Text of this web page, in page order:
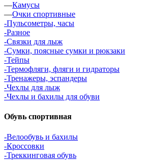
—Камусы
—Очки спортивные
-Пульсометры, часы
-Разное
-Связки для лыж
-Сумки, поясные сумки и рюкзаки
-Тейпы
-Термофляги, фляги и гидраторы
-Тренажеры, эспандеры
-Чехлы для лыж
-Чехлы и бахилы для обуви
Обувь спортивная
-Велообувь и бахилы
-Кроссовки
-Треккинговая обувь